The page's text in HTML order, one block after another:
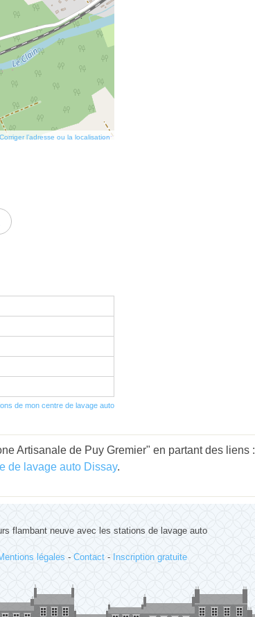
Corriger l’adresse ou la localisation
de mon centre de lavage auto
Artisanale de Puy Gremier" en partant des liens :
de lavage auto Dissay.
flambant neuve avec les stations de lavage auto
légales - Contact - Inscription gratuite